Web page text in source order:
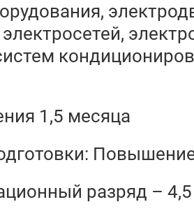
1,5 месяца
разряд – 4,5